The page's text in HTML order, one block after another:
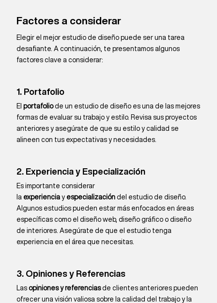
Factores a considerar
Elegir el mejor estudio de diseño puede ser una tarea
desafiante. A continuación, te presentamos algunos
factores clave a considerar:
1. Portafolio
El portafoliode un estudio de diseño es una de las mejores
formas de evaluar su trabajo y estilo. Revisa sus proyectos
anteriores y asegúrate de que su estilo y calidad se
alineen con tus expectativas y necesidades.
2. Experiencia y Especialización
Es importante considerar
la experienciay especializacióndel estudio de diseño.
Algunos estudios pueden estar más enfocados en áreas
específicas como el diseño web, diseño gráfico o diseño
de interiores. Asegúrate de que el estudio tenga
experiencia en el área que necesitas.
3. Opiniones y Referencias
Las opiniones y referenciasde clientes anteriores pueden
ofrecer una visión valiosa sobre la calidad del trabajo y la